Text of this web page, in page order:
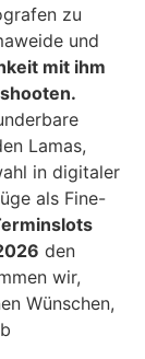
zu
und
mit ihm
Lamas,
in digitaler
als Fine-
den
wir,
Wünschen,